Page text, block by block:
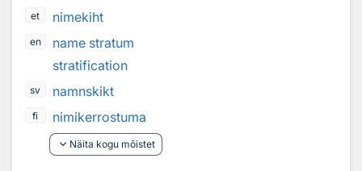
et nimekiht
en
name stratum
stratification
sv namnskikt
fi
nimikerrostuma
keyboard_arrow_down Näita kogu mõistet